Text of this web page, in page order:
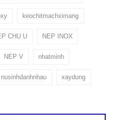
keochitmachximang
CHU U NEP INOX
NEP V nhatminh
nusinhdanhnhau xaydung